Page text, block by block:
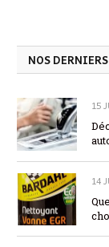
NOS
15
14